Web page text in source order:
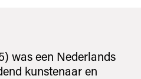
was een Nederlands
kunstenaar en